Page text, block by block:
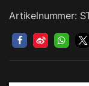
Artikelnummer: